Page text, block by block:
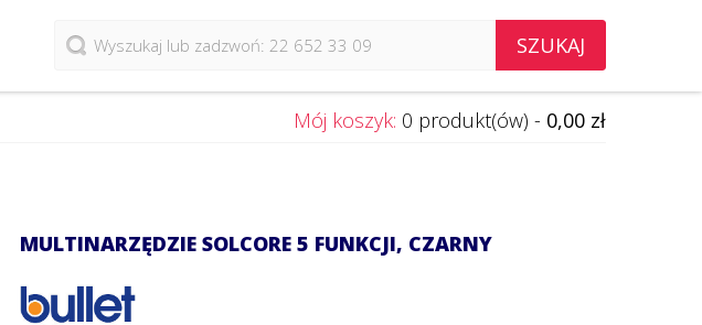
SZUKAJ
Mój koszyk: 0 produkt(ów) - 0,00 zł
MULTINARZĘDZIE SOLCORE 5 FUNKCJI, CZARNY